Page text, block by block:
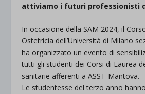
attiviamo i futuri professionisti
In occasione della SAM 2024, il
Ostetricia dell’Università di Milano
ha organizzato un evento di
tutti gli studenti dei Corsi di Laurea
sanitarie afferenti a ASST-Mantova.
Le studentesse del terzo anno